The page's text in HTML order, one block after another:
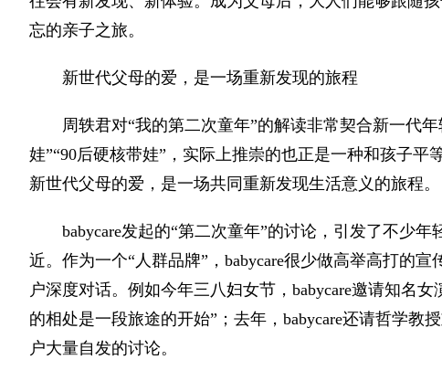
忘的亲子之旅。
新世代父母的爱，是一场重新发现的旅程
周轶君对“我的第二次童年”的解读非常契合新一代
娃”“90后硬核带娃”，实际上推崇的也正是一种和孩子
新世代父母的爱，是一场共同重新发现生活意义的旅程。
babycare发起的“第二次童年”的讨论，引发了不少
近。作为一个“人群品牌”，babycare很少做高举高打的
户深度对话。例如今年三八妇女节，babycare邀请知名
的相处是一段旅途的开始”；去年，babycare还请哲学教
户大量自发的讨论。